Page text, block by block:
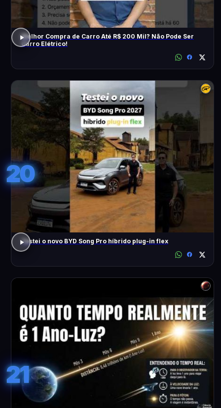
Melhor Compra de Carro Até R$ 200 Mil? Não Pode Ser
Carro Elétrico!
20
Testei o novo BYD Song Pro híbrido plug-in flex
21